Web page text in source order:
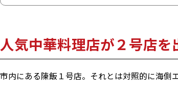
個室あり！一人様～グループまで楽しめる
全ての料理がおいしいと在住者から絶大な
人気中華料理店が２号店を
市内にある陳飯１号店。それとは対照的に海側